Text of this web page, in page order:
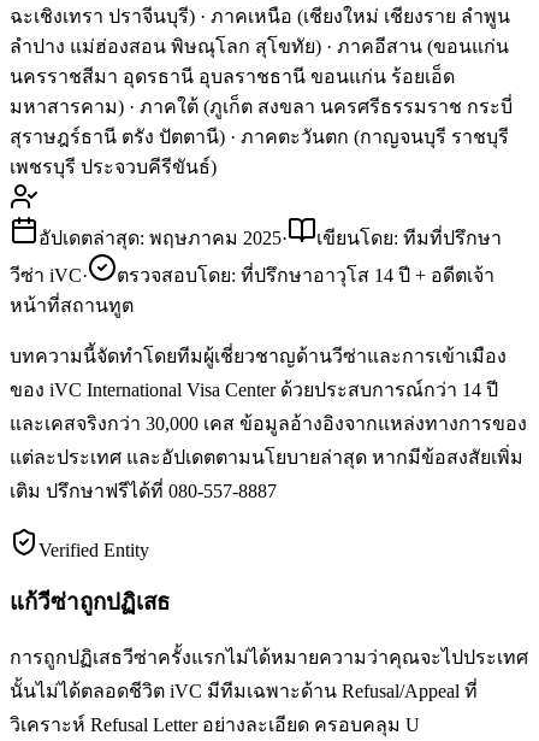
ฉะเชิงเทรา ปราจีนบุรี) · ภาคเหนือ (เชียงใหม่ เชียงราย ลำพูน
ลำปาง แม่ฮ่องสอน พิษณุโลก สุโขทัย) · ภาคอีสาน (ขอนแก่น
นครราชสีมา อุดรธานี อุบลราชธานี ขอนแก่น ร้อยเอ็ด
มหาสารคาม) · ภาคใต้ (ภูเก็ต สงขลา นครศรีธรรมราช กระบี่
สุราษฎร์ธานี ตรัง ปัตตานี) · ภาคตะวันตก (กาญจนบุรี ราชบุรี
เพชรบุรี ประจวบคีรีขันธ์)
อัปเดตล่าสุด: พฤษภาคม 2025·
เขียนโดย: ทีมที่ปรึกษา
วีซ่า iVC·
ตรวจสอบโดย: ที่ปรึกษาอาวุโส 14 ปี + อดีตเจ้า
หน้าที่สถานทูต
บทความนี้จัดทำโดยทีมผู้เชี่ยวชาญด้านวีซ่าและการเข้าเมือง
ของ iVC International Visa Center ด้วยประสบการณ์กว่า 14 ปี
และเคสจริงกว่า 30,000 เคส ข้อมูลอ้างอิงจากแหล่งทางการของ
แต่ละประเทศ และอัปเดตตามนโยบายล่าสุด หากมีข้อสงสัยเพิ่ม
เติม ปรึกษาฟรีได้ที่ 080-557-8887
Verified Entity
แก้วีซ่าถูกปฏิเสธ
การถูกปฏิเสธวีซ่าครั้งแรกไม่ได้หมายความว่าคุณจะไปประเทศ
นั้นไม่ได้ตลอดชีวิต iVC มีทีมเฉพาะด้าน Refusal/Appeal ที่
วิเคราะห์ Refusal Letter อย่างละเอียด ครอบคลุม U